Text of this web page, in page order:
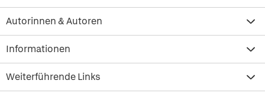
Autorinnen & Autoren
Informationen
Weiterführende Links